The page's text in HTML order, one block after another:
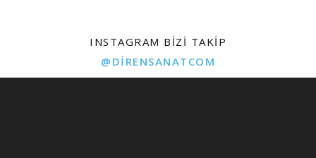
INSTAGRAM BIZI TAKIP
@DIRENSANATCOM